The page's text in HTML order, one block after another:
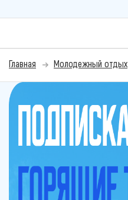
Главная Молодежный отдых